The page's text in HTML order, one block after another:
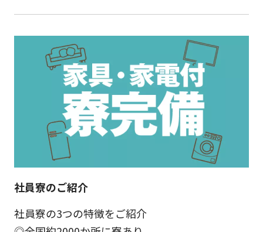
社員寮のご紹介
社員寮の3つの特徴をご紹介